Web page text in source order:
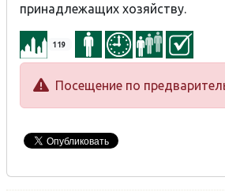
принадлежащих хозяйству.
119
Посещение по